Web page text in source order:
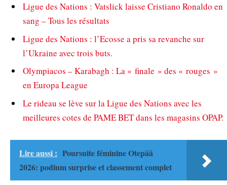
Ligue des Nations : Vatslick laisse Cristiano Ronaldo en
sang – Tous les résultats
Ligue des Nations : l’Ecosse a pris sa revanche sur
l’Ukraine avec trois buts.
Olympiacos – Karabagh : La « finale » des « rouges »
en Europa League
Le rideau se lève sur la Ligue des Nations avec les
meilleures cotes de PAME BET dans les magasins OPAP.
Lire aussi : Poursuite féminine Otepää
2026: podium surprise et classement complet